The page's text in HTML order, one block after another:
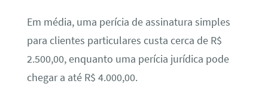
Em média, uma perícia de assinatura simples
para clientes particulares custa cerca de R$
2.500,00, enquanto uma perícia jurídica pode
chegar a até R$ 4.000,00.